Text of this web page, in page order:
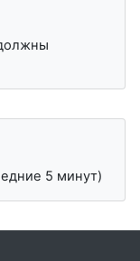
5 минут)